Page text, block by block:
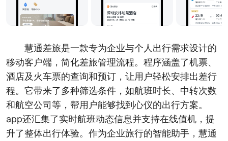
慧通差旅是一款专为企业与个人出行需求设计的
移动客户端，简化差旅管理流程。程序涵盖了机票、
酒店及火车票的查询和预订，让用户轻松安排出差行
程。它带来了多种筛选条件，如航班时长、中转次数
和航空公司等，帮用户能够找到心仪的出行方案。
app还汇集了实时航班动态信息并支持在线值机，提
升了整体出行体验。作为企业旅行的智能助手，慧通